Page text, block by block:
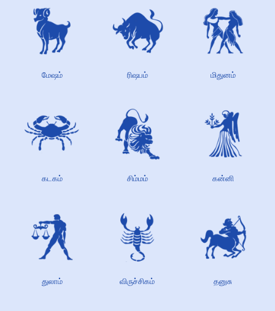
மேஷம் ரிஷபம் மிதுனம்
கடகம் சிம்மம் கன்னி
துலாம் விருச்சிகம் தனுசு